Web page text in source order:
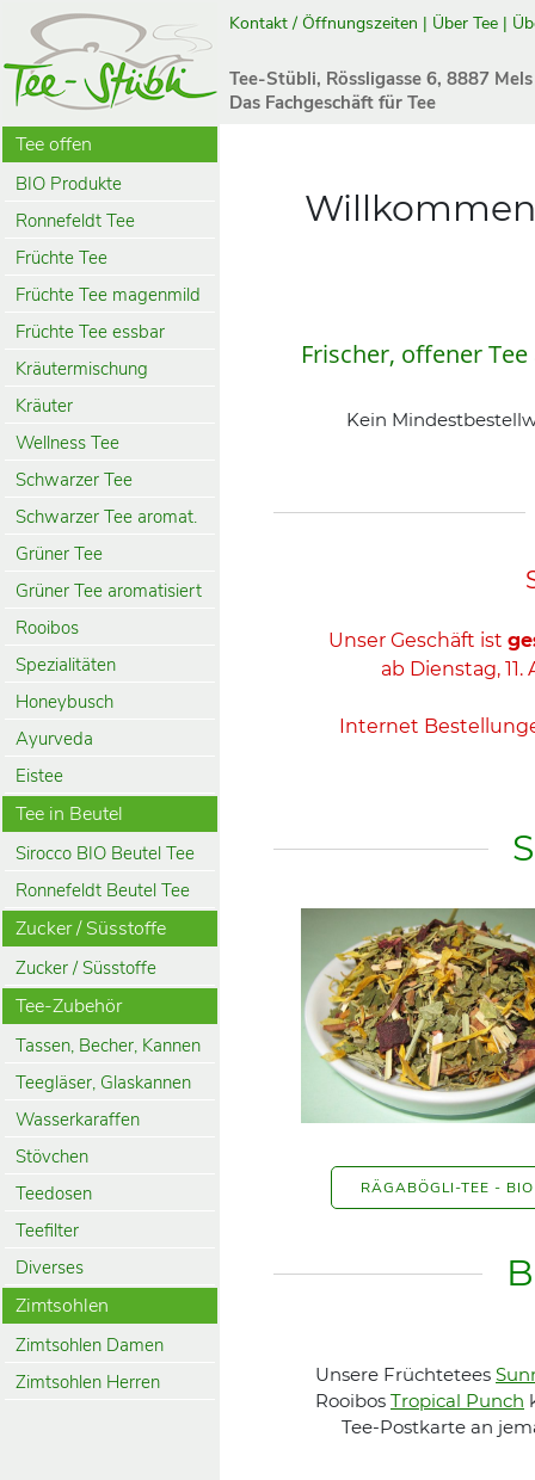
Kontakt / Öffnungszeiten | Über Tee |
Tee-Stübli, Rössligasse 6, 8887 Mels
Das Fachgeschäft für Tee
Tee offen
BIO Produkte
Ronnefeldt Tee
Früchte Tee
Früchte Tee magenmild
Früchte Tee essbar
Kräutermischung
Kräuter
Wellness Tee
Schwarzer Tee
Schwarzer Tee aromat.
Grüner Tee
Grüner Tee aromatisiert
Rooibos
Spezialitäten
Honeybusch
Ayurveda
Eistee
Tee in Beutel
Sirocco BIO Beutel Tee
Ronnefeldt Beutel Tee
Zucker / Süsstoffe
Zucker / Süsstoffe
Tee-Zubehör
Tassen, Becher, Kannen
Teegläser, Glaskannen
Wasserkaraffen
Stövchen
Teedosen
Teefilter
Diverses
Zimtsohlen
Zimtsohlen Damen
Zimtsohlen Herren
Frischer, offener
Kein
Unser Geschäft ist
ab Dienstag,
Internet
RÄGABÖGLI-TEE - BIO
Unsere Früchtetees
Rooibos Tropical Punch
Tee-Postkarte an